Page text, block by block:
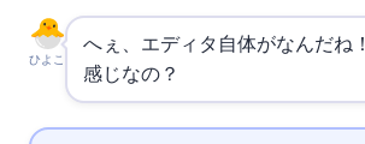
ひよこ
へぇ、エディタ自体がAIなんだね！
感じなの？